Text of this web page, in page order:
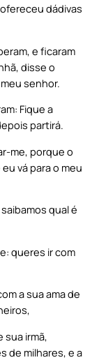
dádivas
e ficaram
disse o
senhor.
Fique a
partirá.
me, porque o
vá para o meu
qual é
queres ir com
a sua ama de
irmã,
de milhares, e a